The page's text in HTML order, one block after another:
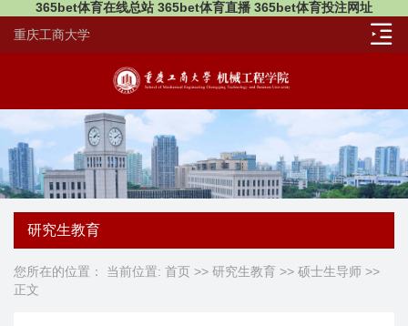
365bet体育在线总站 365bet体育直播 365bet体育投注网址
重庆工商大学
研究生教育
您所在的位置： 当前位置: 首页 >> 研究生教育 >> 硕士生导师 >>
正文